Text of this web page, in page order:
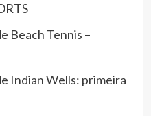
Beach Tennis –
Indian Wells: primeira